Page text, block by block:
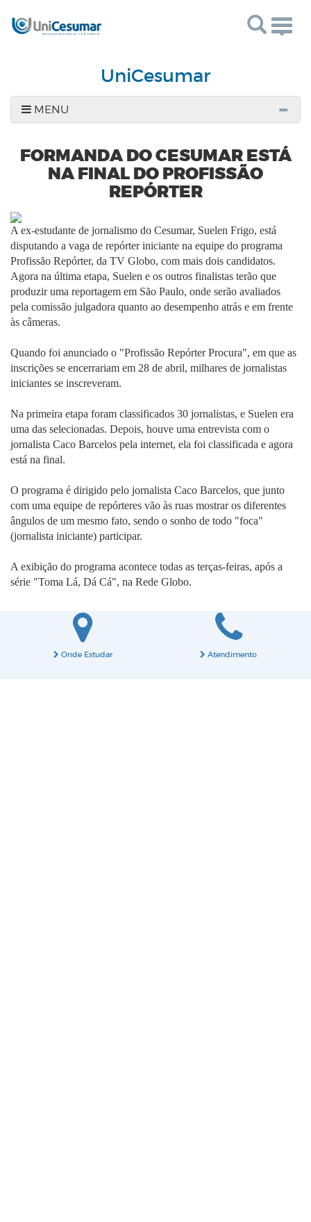
UniCesumar
MENU
FORMANDA DO CESUMAR ESTÁ
NA FINAL DO PROFISSÃO
REPÓRTER
A ex-estudante de jornalismo do Cesumar, Suelen Frigo, está
disputando a vaga de repórter iniciante na equipe do programa
Profissão Repórter, da TV Globo, com mais dois candidatos.
Agora na última etapa, Suelen e os outros finalistas terão que
produzir uma reportagem em São Paulo, onde serão avaliados
pela comissão julgadora quanto ao desempenho atrás e em frente
às câmeras.
Quando foi anunciado o "Profissão Repórter Procura", em que as
inscrições se encerrariam em 28 de abril, milhares de jornalistas
iniciantes se inscreveram.
Na primeira etapa foram classificados 30 jornalistas, e Suelen era
uma das selecionadas. Depois, houve uma entrevista com o
jornalista Caco Barcelos pela internet, ela foi classificada e agora
está na final.
O programa é dirigido pelo jornalista Caco Barcelos, que junto
com uma equipe de repórteres vão às ruas mostrar os diferentes
ângulos de um mesmo fato, sendo o sonho de todo "foca"
(jornalista iniciante) participar.
A exibição do programa acontece todas as terças-feiras, após a
série "Toma Lá, Dá Cá", na Rede Globo.
Onde Estudar Atendimento